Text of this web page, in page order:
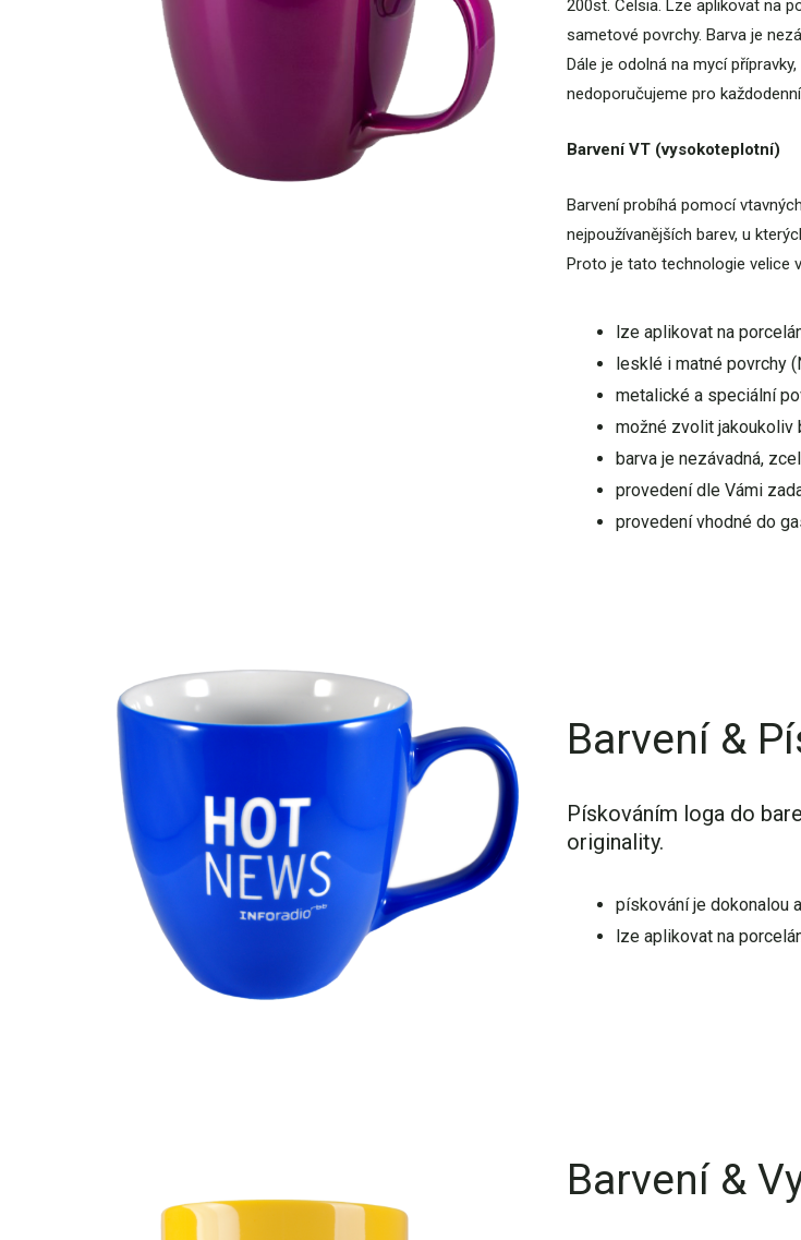
200st. Celsia. Lze aplikovat na
sametové povrchy. Barva je
Dále je odolná na mycí
nedoporučujeme pro
Barvení VT (vysokoteplotní)
Barvení probíhá pomocí
nejpoužívanějších barev, u
Proto je tato technologie velice
lze aplikovat na
lesklé i matné povrchy
metalické a speciální
možné zvolit jakoukoliv
barva je nezávadná,
provedení dle Vámi
provedení vhodné do
Barvení &
Pískováním loga do
originality.
pískování je dokonalou
lze aplikovat na
Barvení &